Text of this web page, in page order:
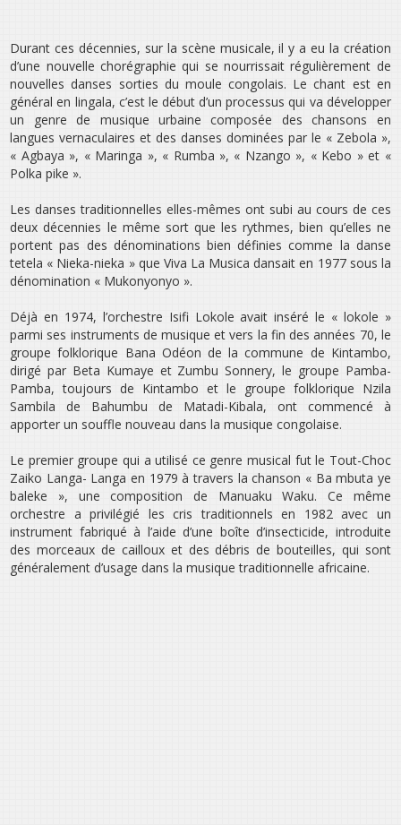
Durant ces décennies, sur la scène musicale, il y a eu la création
d’une nouvelle chorégraphie qui se nourrissait régulièrement de
nouvelles danses sorties du moule congolais. Le chant est en
général en lingala, c’est le début d’un processus qui va développer
un genre de musique urbaine composée des chansons en
langues vernaculaires et des danses dominées par le « Zebola »,
« Agbaya », « Maringa », « Rumba », « Nzango », « Kebo » et «
Polka pike ».
Les danses traditionnelles elles-mêmes ont subi au cours de ces
deux décennies le même sort que les rythmes, bien qu’elles ne
portent pas des dénominations bien définies comme la danse
tetela « Nieka-nieka » que Viva La Musica dansait en 1977 sous la
dénomination « Mukonyonyo ».
Déjà en 1974, l’orchestre Isifi Lokole avait inséré le « lokole »
parmi ses instruments de musique et vers la fin des années 70, le
groupe folklorique Bana Odéon de la commune de Kintambo,
dirigé par Beta Kumaye et Zumbu Sonnery, le groupe Pamba-
Pamba, toujours de Kintambo et le groupe folklorique Nzila
Sambila de Bahumbu de Matadi-Kibala, ont commencé à
apporter un souffle nouveau dans la musique congolaise.
Le premier groupe qui a utilisé ce genre musical fut le Tout-Choc
Zaiko Langa- Langa en 1979 à travers la chanson « Ba mbuta ye
baleke », une composition de Manuaku Waku. Ce même
orchestre a privilégié les cris traditionnels en 1982 avec un
instrument fabriqué à l’aide d’une boîte d’insecticide, introduite
des morceaux de cailloux et des débris de bouteilles, qui sont
généralement d’usage dans la musique traditionnelle africaine.